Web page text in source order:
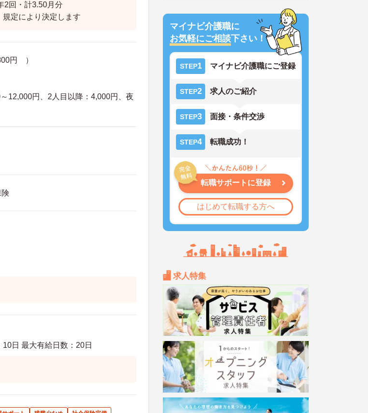
回・計3.50月分
定により決定します
円 ）
12,000円、2人目以降：4,000円、夜
日 最大有給日数：20日
マイナビ介護職に
お気軽にご相談下さい！
STEP1 マイナビ介護職にご登録
STEP2 求人のご紹介
STEP3 面接・条件交渉
STEP4 転職成功！
転職サポートに登録
はじめて転職する方へ
求人特集